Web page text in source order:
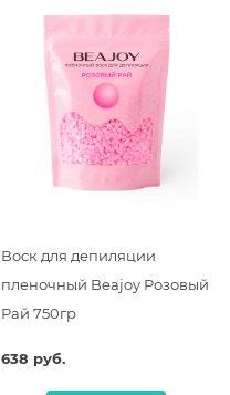
Воск для депиляции
пленочный Beajoy Розовый
Рай 750гр
638 руб.